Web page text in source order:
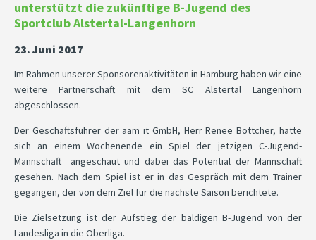
unterstützt die zukünftige B-Jugend des
Sportclub Alstertal-Langenhorn
23. Juni 2017
Im Rahmen unserer Sponsorenaktivitäten in Hamburg haben wir eine
weitere Partnerschaft mit dem SC Alstertal Langenhorn
abgeschlossen.
Der Geschäftsführer der aam it GmbH, Herr Renee Böttcher, hatte
sich an einem Wochenende ein Spiel der jetzigen C-Jugend-
Mannschaft angeschaut und dabei das Potential der Mannschaft
gesehen. Nach dem Spiel ist er in das Gespräch mit dem Trainer
gegangen, der von dem Ziel für die nächste Saison berichtete.
Die Zielsetzung ist der Aufstieg der baldigen B-Jugend von der
Landesliga in die Oberliga.